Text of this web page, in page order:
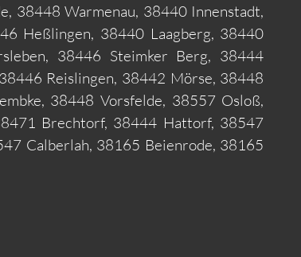
38448 Warmenau, 38440 Innenstadt,
Heßlingen, 38440 Laagberg, 38440
38446 Steimker Berg, 38444
Reislingen, 38442 Mörse, 38448
38448 Vorsfelde, 38557 Osloß,
Brechtorf, 38444 Hattorf, 38547
Calberlah, 38165 Beienrode, 38165